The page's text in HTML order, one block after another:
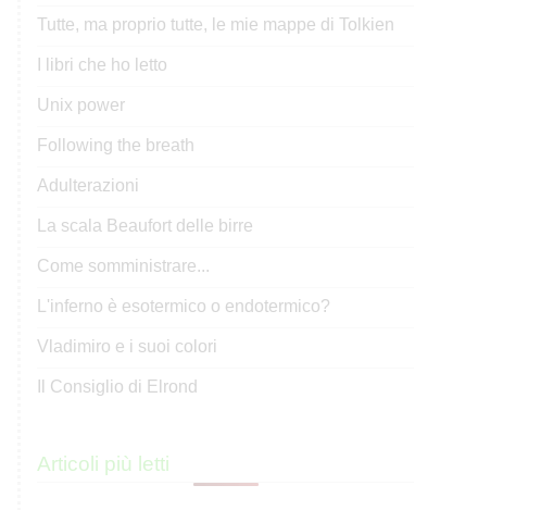
Tutte, ma proprio tutte, le mie mappe di Tolkien
I libri che ho letto
Unix power
Following the breath
Adulterazioni
La scala Beaufort delle birre
Come somministrare...
L'inferno è esotermico o endotermico?
Vladimiro e i suoi colori
Il Consiglio di Elrond
Articoli più letti